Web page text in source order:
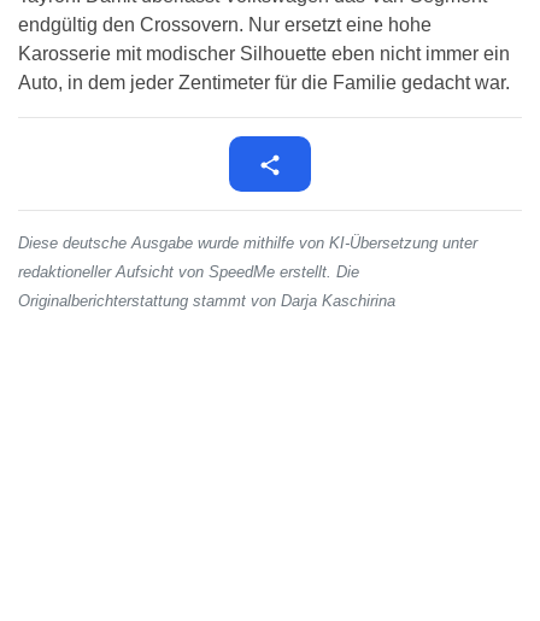
endgültig den Crossovern. Nur ersetzt eine hohe
Karosserie mit modischer Silhouette eben nicht immer ein
Auto, in dem jeder Zentimeter für die Familie gedacht war.
Diese deutsche Ausgabe wurde mithilfe von KI-Übersetzung unter
redaktioneller Aufsicht von SpeedMe erstellt. Die
Originalberichterstattung stammt von Darja Kaschirina